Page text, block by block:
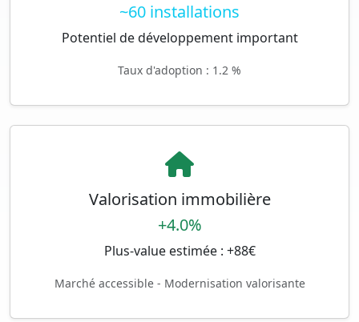
~60 installations
Potentiel de développement important
Taux d'adoption : 1.2 %
Valorisation immobilière
+4.0%
Plus-value estimée : +88€
Marché accessible - Modernisation valorisante